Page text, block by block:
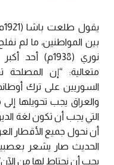
بين المواطنين، ما لم
نوري (1938م)
متعالية: “إن المصلحة
السوريين على ترك
والعراق يجب تحويلها
التي يجب أن تكون لغة
أن نحول جميع الأقطار
الحديث صار يشعر
يجب أن نحتاط لها من